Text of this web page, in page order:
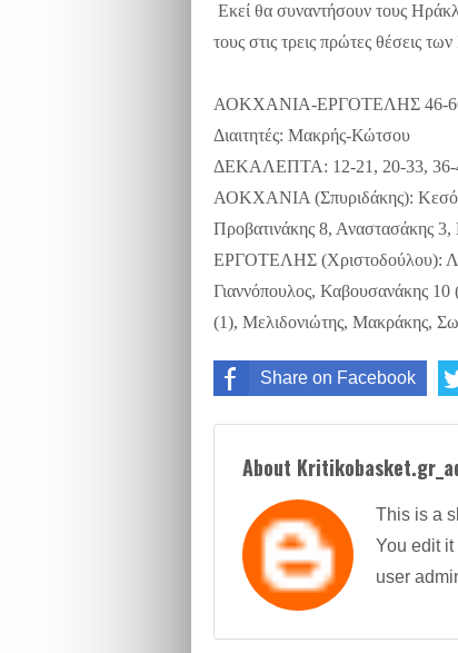
Εκεί θα συναντήσουν τους
τους στις τρεις πρώτες θέσεις
ΑΟΚΧΑΝΙΑ-ΕΡΓΟΤΕΛΗΣ 46-
Διαιτητές: Μακρής-Κώτσου
ΔΕΚΑΛΕΠΤΑ: 12-21, 20-33, 36-
ΑΟΚΧΑΝΙΑ (Σπυριδάκης):
Προβατινάκης 8, Αναστασάκης
ΕΡΓΟΤΕΛΗΣ (Χριστοδούλου):
Γιαννόπουλος, Καβουσανάκης
(1), Μελιδονιώτης, Μακράκης,
Share on Facebook
About
This is a
You edit
user